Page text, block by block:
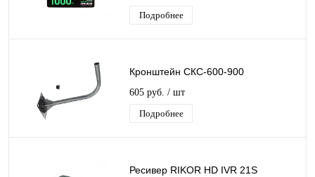
Подробнее
Кронштейн СКС-600-900
605 руб. / шт
Подробнее
Ресивер RIKOR HD IVR 21S